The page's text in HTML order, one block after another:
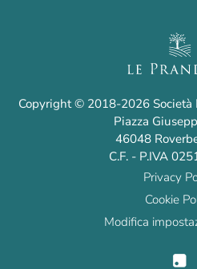
Copyright © 2018-2026 Società
Piazza
46048
C.F. - P.IVA
Privacy
Cookie
Modifica